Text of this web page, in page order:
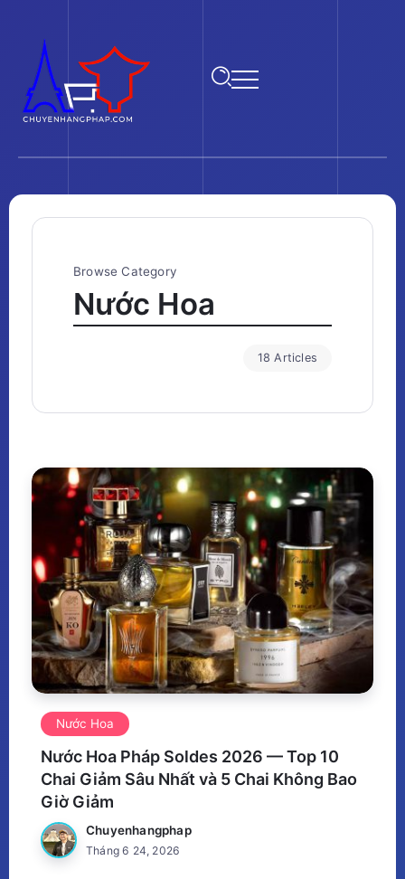
Browse Category
Nước Hoa
18 Articles
Nước Hoa
Nước Hoa Pháp Soldes 2026 — Top 10
Chai Giảm Sâu Nhất và 5 Chai Không Bao
Giờ Giảm
Chuyenhangphap
Tháng 6 24, 2026